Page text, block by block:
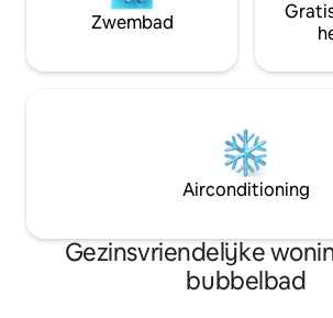
Zwembad
Airconditioning
Gezinsvriendelijke
bubbelbad